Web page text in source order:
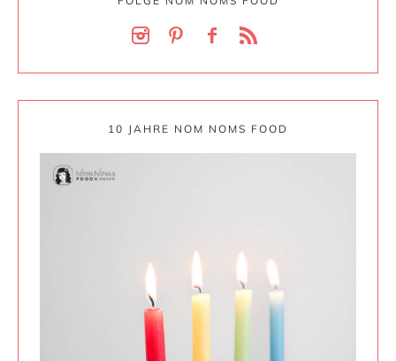
10 JAHRE NOM NOMS FOOD